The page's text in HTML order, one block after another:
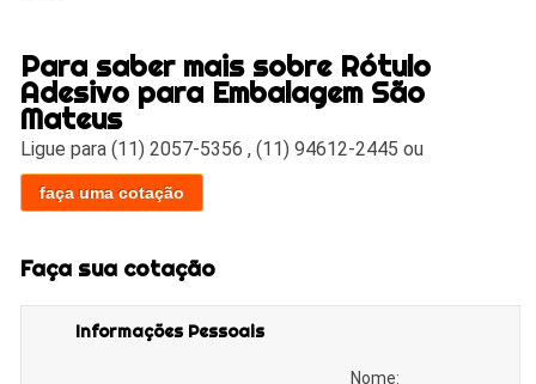
Para saber mais sobre Rótulo
Adesivo para Embalagem São
Mateus
Ligue para(11) 2057-5356 ,(11) 94612-2445 ou
faça uma cotação
Faça sua cotação
Informações Pessoais
Nome: